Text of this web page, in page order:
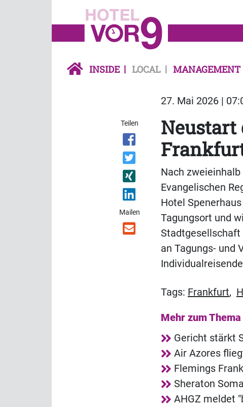
INSIDE LOCAL MANAGEMENT
27. Mai 2026 |
Teilen
Mailen
Neustart
Nach
Evangelischen
Hotel
Tagungsort und
an Tagungs- und
Tags: Frankfurt,
Mehr zum Thema
Gericht stärkt
Air Azores
Flemings
Sheraton
AHGZ meldet